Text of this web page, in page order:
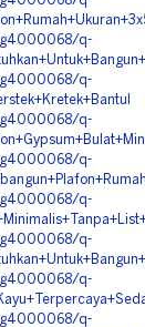
q-
q-
q-
q-
q-
q-
q-
q-